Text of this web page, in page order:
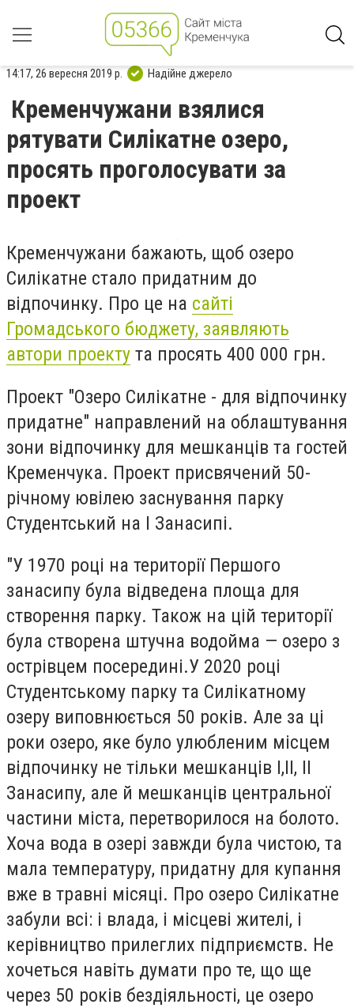
14:17, 26 вересня 2019 р. Надійне джерело
Кременчужани взялися
рятувати Силікатне озеро,
просять проголосувати за
проект
Кременчужани бажають, щоб озеро
Силікатне стало придатним до
відпочинку. Про це на сайті
Громадського бюджету, заявляють
автори проекту та просять 400 000 грн.
Проект "Озеро Силікатне - для відпочинку
придатне" направлений на облаштування
зони відпочинку для мешканців та гостей
Кременчука. Проект присвячений 50-
річному ювілею заснування парку
Студентський на І Занасипі.
"У 1970 році на території Першого
занасипу була відведена площа для
створення парку. Також на цій території
була створена штучна водойма — озеро з
острівцем посередині.У 2020 році
Студентському парку та Силікатному
озеру виповнюється 50 років. Але за ці
роки озеро, яке було улюбленим місцем
відпочинку не тільки мешканців І,ІІ, ІІ
Занасипу, але й мешканців центральної
частини міста, перетворилося на болото.
Хоча вода в озері завжди була чистою, та
мала температуру, придатну для купання
вже в травні місяці. Про озеро Силікатне
забули всі: і влада, і місцеві жителі, і
керівництво прилеглих підприємств. Не
хочеться навіть думати про те, що ще
через 50 років бездіяльності, це озеро